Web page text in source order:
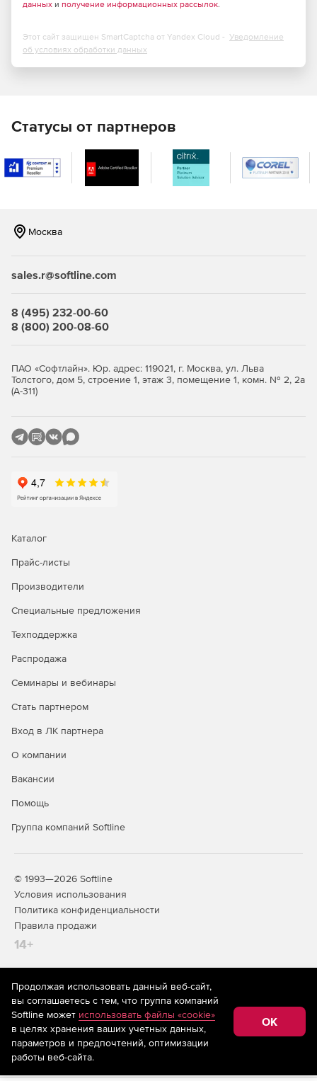
данных и получение информационных рассылок.
Этот сайт защищен SmartCaptcha от Yandex Cloud - Уведомление
об условиях обработки данных
Статусы от партнеров
Москва
sales.r@softline.com
8 (495) 232-00-60
8 (800) 200-08-60
ПАО «Софтлайн». Юр. адрес: 119021, г. Москва, ул. Льва
Толстого, дом 5, строение 1, этаж 3, помещение 1, комн. № 2, 2а
(А-311)
Каталог
Прайс-листы
Производители
Специальные предложения
Техподдержка
Распродажа
Семинары и вебинары
Стать партнером
Вход в ЛК партнера
О компании
Вакансии
Помощь
Группа компаний Softline
© 1993—2026 Softline
Условия использования
Политика конфиденциальности
Правила продажи
14+
На информационном ресурсе store.softline.ru применяются
рекомендательные технологии(информационные технологии
предоставления информации на основе сбора,
систематизации и анализа сведений, относящихся к
предпочтениям пользователей сети «Интернет»,
находящихся на территории Российской Федерации)
Продолжая использовать данный веб-сайт,
вы соглашаетесь с тем, что группа компаний
Softline может использовать файлы «cookie»
в целях хранения ваших учетных данных,
параметров и предпочтений, оптимизации
работы веб-сайта.
OK